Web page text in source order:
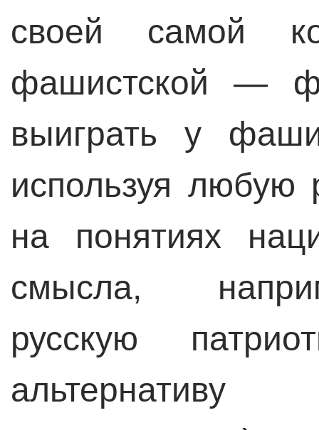
своей самой
фашистской —
выиграть у
используя любую
на понятиях
смысла,
русскую